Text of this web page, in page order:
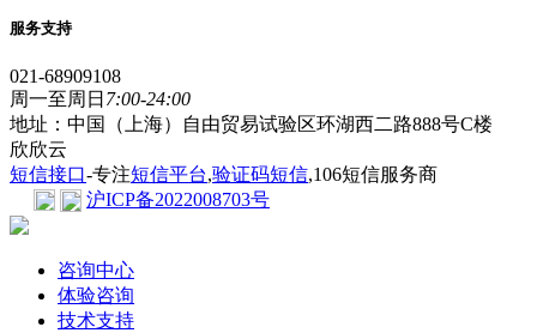
服务支持
021-68909108
周一至周日 7:00-24:00
地址：中国（上海）自由贸易试验区环湖西二路888号C楼
欣欣云
短信接口-专注短信平台,验证码短信,106短信服务商
沪ICP备2022008703号
咨询中心
体验咨询
技术支持